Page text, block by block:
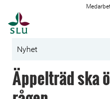
Nyhet
Äppelträd ska